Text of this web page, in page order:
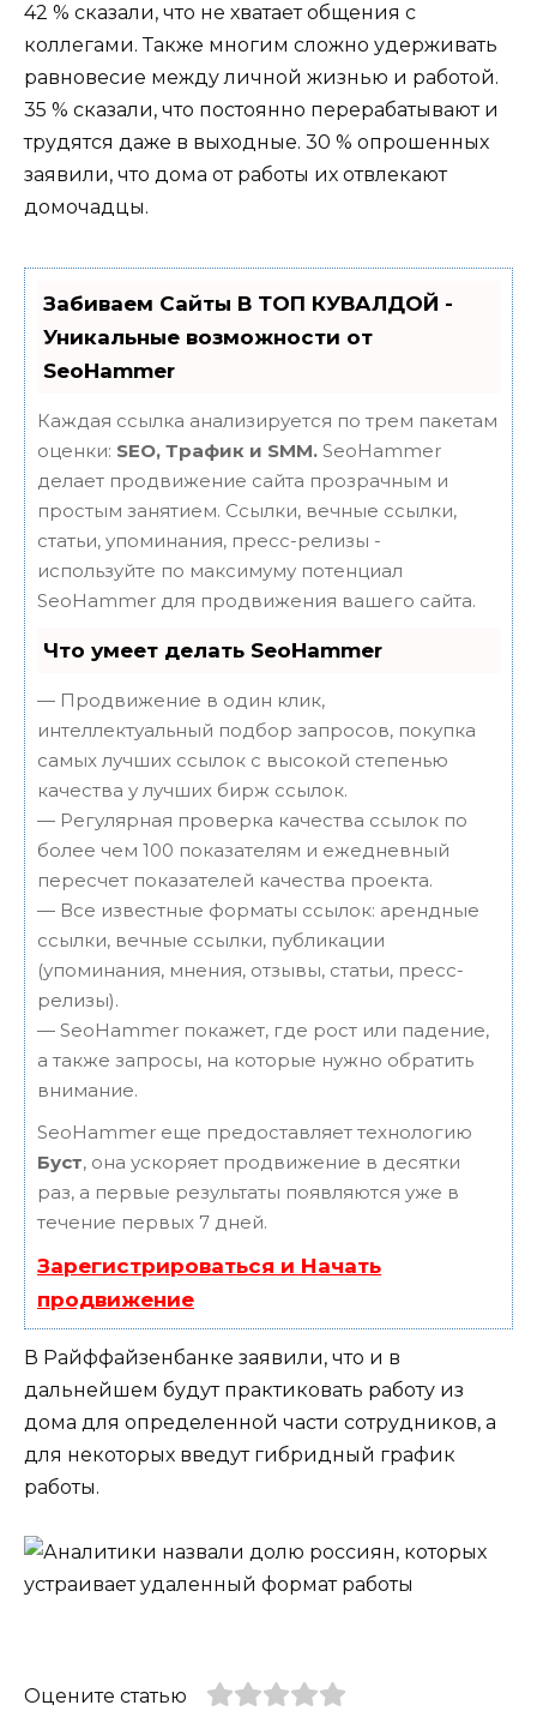
42 % сказали, что не хватает общения с
коллегами. Также многим сложно удерживать
равновесие между личной жизнью и работой.
35 % сказали, что постоянно перерабатывают и
трудятся даже в выходные. 30 % опрошенных
заявили, что дома от работы их отвлекают
домочадцы.
Забиваем Сайты В ТОП КУВАЛДОЙ -
Уникальные возможности от
SeoHammer
Каждая ссылка анализируется по трем пакетам
оценки: SEO, Трафик и SMM. SeoHammer
делает продвижение сайта прозрачным и
простым занятием. Ссылки, вечные ссылки,
статьи, упоминания, пресс-релизы -
используйте по максимуму потенциал
SeoHammer для продвижения вашего сайта.
Что умеет делать SeoHammer
— Продвижение в один клик,
интеллектуальный подбор запросов, покупка
самых лучших ссылок с высокой степенью
качества у лучших бирж ссылок.
— Регулярная проверка качества ссылок по
более чем 100 показателям и ежедневный
пересчет показателей качества проекта.
— Все известные форматы ссылок: арендные
ссылки, вечные ссылки, публикации
(упоминания, мнения, отзывы, статьи, пресс-
релизы).
— SeoHammer покажет, где рост или падение,
а также запросы, на которые нужно обратить
внимание.
SeoHammer еще предоставляет технологию
Буст, она ускоряет продвижение в десятки
раз, а первые результаты появляются уже в
течение первых 7 дней.
Зарегистрироваться и Начать
продвижение
В Райффайзенбанке заявили, что и в
дальнейшем будут практиковать работу из
дома для определенной части сотрудников, а
для некоторых введут гибридный график
работы.
Оцените статью